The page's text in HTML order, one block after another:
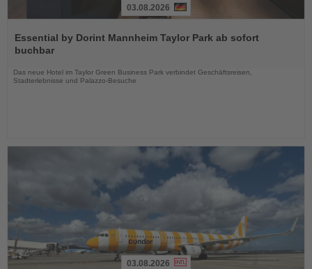
Sie
die
03.08.2026
Essential by Dorint Mannheim Taylor Park ab sofort
buchbar
Das neue Hotel im Taylor Green Business Park verbindet Geschäftsreisen,
Stadterlebnisse und Palazzo-Besuche
03.08.2026